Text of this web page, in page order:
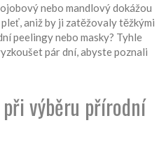
nebo mandlový dokážou
aniž by ji zatěžovaly těžkými
peelingy nebo masky? Tyhle
pár dní, abyste poznali
výběru přírodní